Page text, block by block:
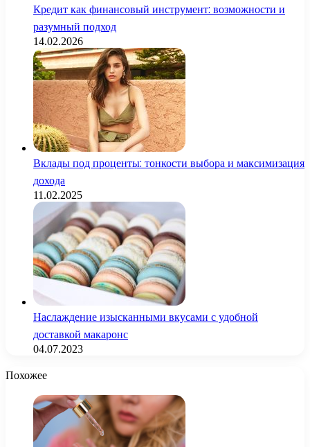
Кредит как финансовый инструмент: возможности и
разумный подход
14.02.2026
Вклады под проценты: тонкости выбора и максимизация
дохода
11.02.2025
Наслаждение изысканными вкусами с удобной
доставкой макаронс
04.07.2023
Похожее